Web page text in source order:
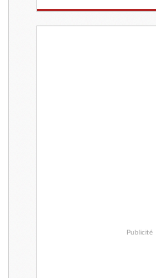
Publicité